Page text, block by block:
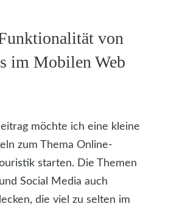
von
im Mobilen Web
möchte ich eine kleine
zum Thema Online-
starten. Die Themen
Social Media auch
die viel zu selten im